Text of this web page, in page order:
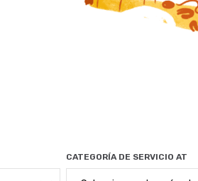
CATEGORÍA DE SERVICIO AT